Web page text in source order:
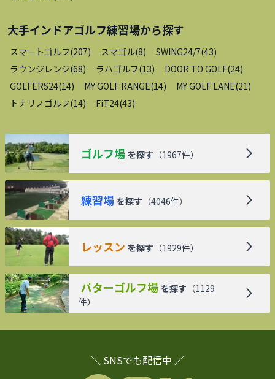
大手インドアゴルフ練習場から探す
スマートゴルフ(207) スマゴル(8) SWING24/7(43)
ラウンジレンジ(68) ラハゴルフ(13) DOOR TO GOLF(24)
GOLFERS24(14) MY GOLF RANGE(14) MY GOLF LANE(21)
トナリノゴルフ(14) FiT24(43)
ゴルフ場 を探す （1967件）
練習場 を探す （4046件）
レッスン を探す （1929件）
パターゴルフ場 を探す （1129
件）
＼ SNSでも配信中 ／